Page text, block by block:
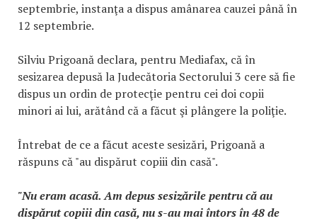
septembrie, instanţa a dispus amânarea cauzei până în
12 septembrie.
Silviu Prigoană declara, pentru Mediafax, că în
sesizarea depusă la Judecătoria Sectorului 3 cere să fie
dispus un ordin de protecţie pentru cei doi copii
minori ai lui, arătând că a făcut şi plângere la poliţie.
Întrebat de ce a făcut aceste sesizări, Prigoană a
răspuns că "au dispărut copiii din casă".
"Nu eram acasă. Am depus sesizările pentru că au
dispărut copiii din casă, nu s-au mai întors în 48 de